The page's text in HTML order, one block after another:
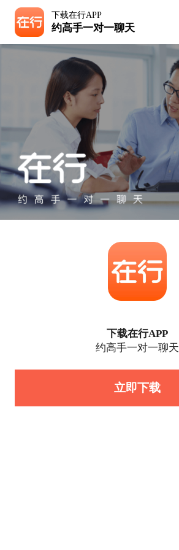
下载在行APP
约高手一对一聊天
下载在行APP
约高手一对一聊天
立即下载